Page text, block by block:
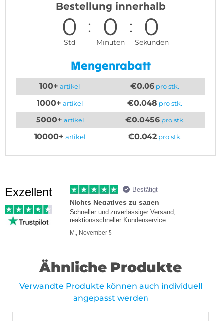
Bestellung innerhalb
0
Std
0
Minuten
0
Sekunden
Mengenrabatt
100+ artikel €0.06 pro stk.
1000+ artikel €0.048 pro stk.
5000+ artikel €0.0456pro stk.
10000+ artikel €0.042 pro stk.
Exzellent Bestätigt
Nichts Negatives zu sagen
Schneller und zuverlässiger Versand,
reaktionsschneller Kundenservice
M., November 5
Ähnliche Produkte
Verwandte Produkte können auch individuell
angepasst werden